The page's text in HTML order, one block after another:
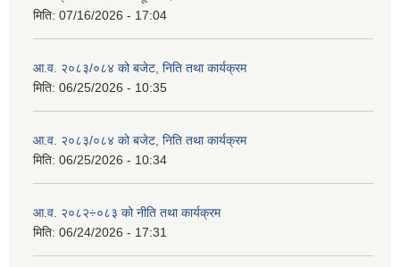
मिति: 07/16/2026 - 17:04
आ.व. २०८३/०८४ को बजेट, निति तथा कार्यक्रम
मिति: 06/25/2026 - 10:35
आ.व. २०८३/०८४ को बजेट, निति तथा कार्यक्रम
मिति: 06/25/2026 - 10:34
आ.व. २०८२÷०८३ को नीति तथा कार्यक्रम
मिति: 06/24/2026 - 17:31